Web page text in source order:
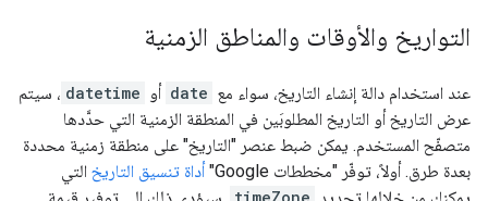
التواريخ والأوقات والمناطق الزمنية
عند استخدام دالة إنشاء التاريخ، سواء مع date أو datetime ، سيتم
عرض التاريخ أو التاريخ المطلوبَين في المنطقة الزمنية التي حدَّدها
متصفّح المستخدم. يمكن ضبط عنصر "التاريخ" على منطقة زمنية محددة
بعدة طرق. أولاً، توفّر "مخططات Google"
أداة تنسيق التاريخ التي